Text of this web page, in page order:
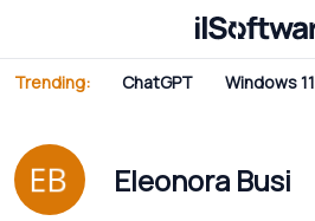
Trending: ChatGPT Windows 11
Eleonora Busi